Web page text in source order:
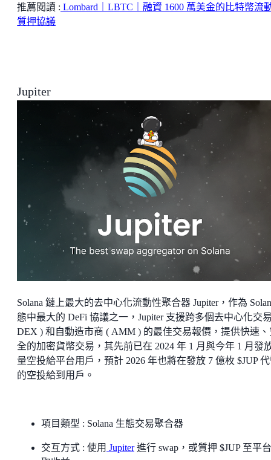
推薦閱讀 : Lombard｜LBTC｜融資 1600 萬美金的比特幣流
質押協議
Jupiter
Solana 鏈上最大的去中心化流動性聚合器 Jupiter，作為
態中最大的 DeFi 協議之一，Jupiter 支援跨多個去中心化交
DEX ) 和自動造市商 ( AMM ) 的最佳交易報價，提供快速、
全的加密貨幣交易，其先前已在 2024 年 1 月與今年 1 月發
量空投給平台用戶，預計 2026 年也將在發放 7 億枚 $JUP
的空投給到用戶。
項目類型 : Solana 生態交易聚合器
交互方式 : 使用 Jupiter進行 swap，或質押 $JUP 至平